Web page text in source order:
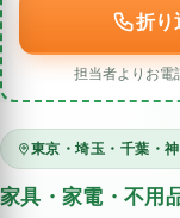
折り
担当者よりお電
東京・埼玉・千葉・
家具・家電・不用